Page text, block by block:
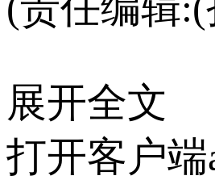
展开全文
打开客户端